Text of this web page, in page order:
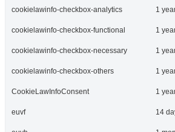
cookielawinfo-checkbox-analytics 1
cookielawinfo-checkbox-functional 1
cookielawinfo-checkbox-necessary 1
cookielawinfo-checkbox-others 1
CookieLawInfoConsent 1
euvf 14